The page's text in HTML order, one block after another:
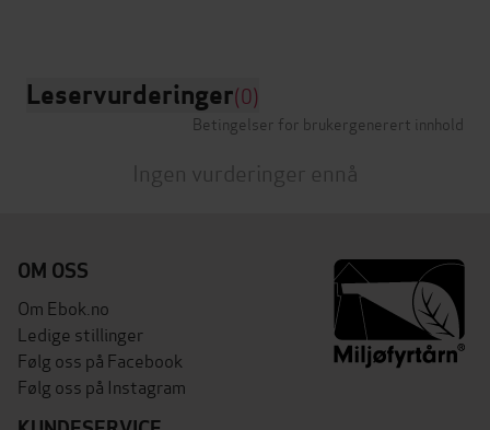
Leservurderinger(0)
Betingelser for brukergenerert innhold
Ingen vurderinger ennå
OM OSS
Om Ebok.no
Ledige stillinger
Følg oss på Facebook
Følg oss på Instagram